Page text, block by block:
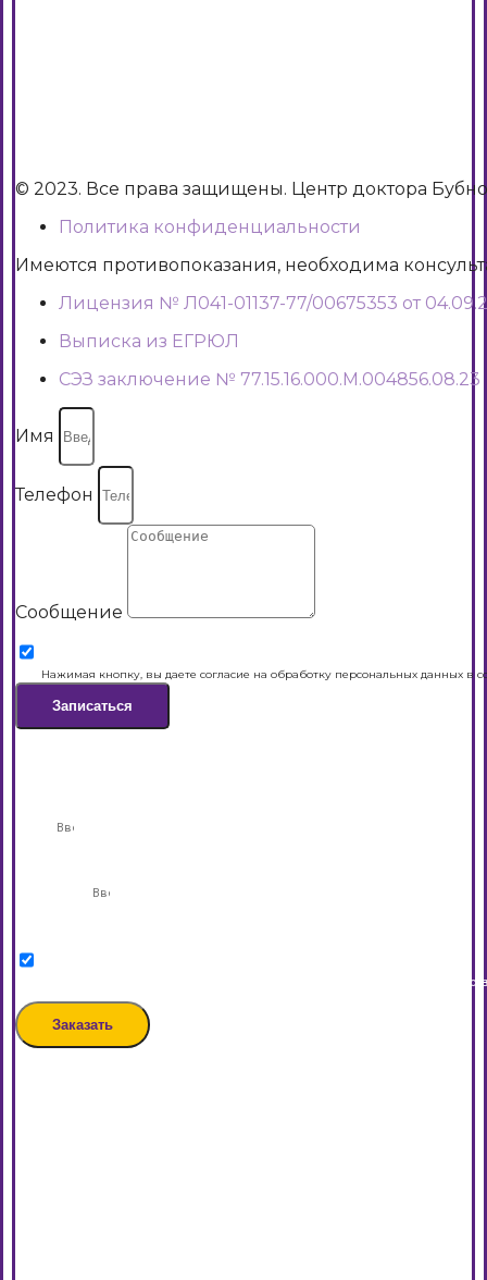
© 2023. Все права защищены. Центр доктора
Политика конфиденциальности
Имеются противопоказания, необходима
Лицензия № Л041-01137-77/00675353 от
Выписка из ЕГРЮЛ
СЭЗ заключение № 77.15.16.000.М.004856.08.23
Имя
Телефон
Сообщение
Нажимая кнопку, вы даете согласие на обработку персональных данных в
Записаться
Нажимая кнопку, вы даете согласие на обработку персональных данных в
Заказать